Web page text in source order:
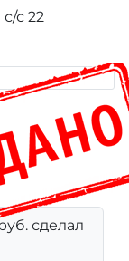
с 22
349
сделал